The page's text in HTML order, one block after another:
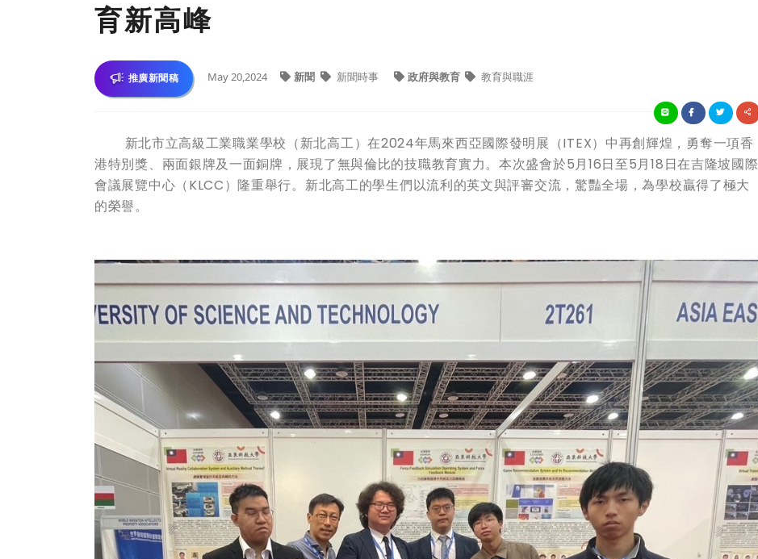
育新高峰
推廣新聞稿 May 20,2024 新聞 新聞時事 政府與教育 教育與職涯
新北市立高級工業職業學校（新北高工）在2024年馬來西亞國際發明展（ITEX）中再創輝煌，勇奪一項香
港特別獎、兩面銀牌及一面銅牌，展現了無與倫比的技職教育實力。本次盛會於5月16日至5月18日在吉隆坡國際
會議展覽中心（KLCC）隆重舉行。新北高工的學生們以流利的英文與評審交流，驚豔全場，為學校贏得了極大
的榮譽。